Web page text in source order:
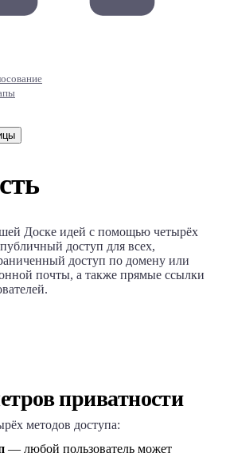
Доске идей с помощью четырёх
доступ для всех,
доступ по домену или
почты, а также прямые ссылки
приватности
методов доступа:
— любой пользователь может